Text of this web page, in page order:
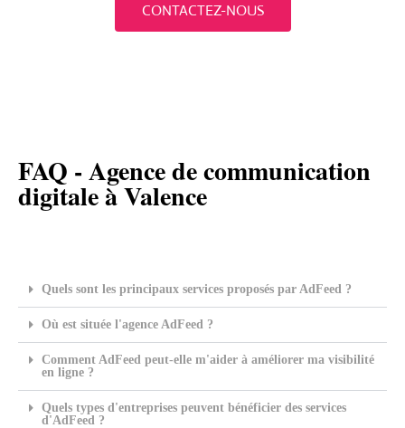
CONTACTEZ-NOUS
FAQ - Agence de communication
digitale à Valence
Quels sont les principaux services proposés par AdFeed ?
Où est située l'agence AdFeed ?
Comment AdFeed peut-elle m'aider à améliorer ma visibilité
en ligne ?
Quels types d'entreprises peuvent bénéficier des services
d'AdFeed ?